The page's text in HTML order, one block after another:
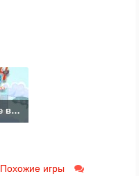
Путешествие во времени
Похожие игры